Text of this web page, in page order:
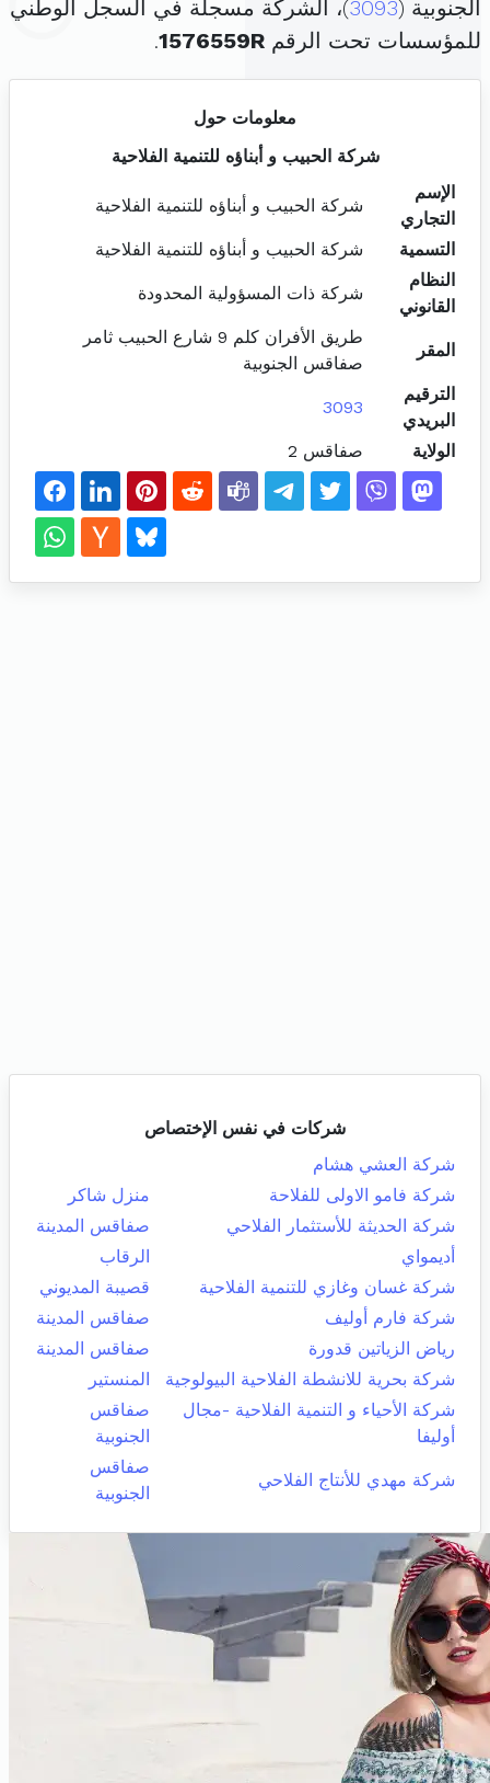
الجنوبية (3093)، الشركة مسجلة في السجل الوطني
للمؤسسات تحت الرقم 1576559R
.
معلومات حول
شركة الحبيب و أبناؤه للتنمية الفلاحية
الإسم
التجاري
شركة الحبيب و أبناؤه للتنمية الفلاحية
التسمية
شركة الحبيب و أبناؤه للتنمية الفلاحية
النظام
القانوني
شركة ذات المسؤولية المحدودة
المقر
طريق الأفران كلم 9 شارع الحبيب ثامر
صفاقس الجنوبية
الترقيم
البريدي
3093
الولاية صفاقس 2
شركات في نفس الإختصاص
شركة العشي هشام
شركة فامو الاولى للفلاحة
منزل شاكر
شركة الحديثة للأستثمار الفلاحي
صفاقس المدينة
أديمواي
الرقاب
شركة غسان وغازي للتنمية الفلاحية
قصيبة المديوني
شركة فارم أوليف
صفاقس المدينة
رياض الزياتين قدورة
صفاقس المدينة
شركة بحرية للانشطة الفلاحية البيولوجية
المنستير
شركة الأحياء و التنمية الفلاحية -مجال
أوليفا
صفاقس
الجنوبية
شركة مهدي للأنتاج الفلاحي
صفاقس
الجنوبية